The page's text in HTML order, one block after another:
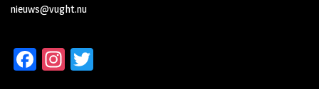
nieuws@vught.nu
Fa In